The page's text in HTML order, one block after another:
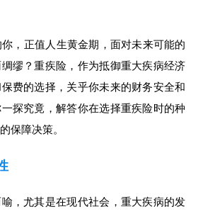
，正值人生黄金期，面对未来可能的
缪？重疾险，作为抵御重大疾病经济
费的选择，关乎你未来的财务安全和
探究竟，解答你在选择重疾险时的种
保障决策。
，尤其是在现代社会，重大疾病的发